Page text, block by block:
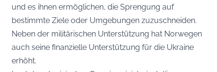
und es ihnen ermöglichen, die Sprengung auf
bestimmte Ziele oder Umgebungen zuzuschneiden.
Neben der militärischen Unterstützung hat Norwegen
auch seine finanzielle Unterstützung für die Ukraine
erhöht.